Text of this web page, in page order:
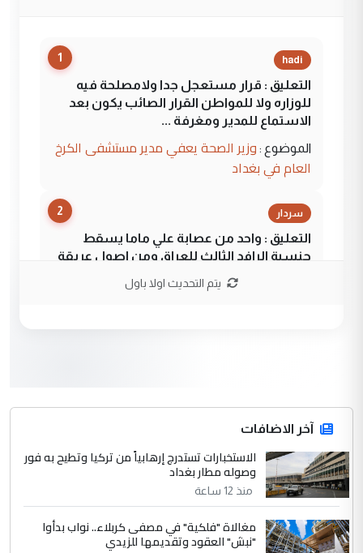
1 hadi
التعليق : قرار مستعجل جدا ولامصلحة فيه
للوزاره ولا للمواطن القرار الصائب يكون بعد
الاستماع للمدير ومغرفة ...
الموضوع : وزير الصحة يعفي مدير مستشفى الكرخ
العام في بغداد
2 سردار
التعليق : واحد من عصابة علي ماما يسقط
جنسية الرافد الثالث للعراق ومن اصول عريقة
جنسية الرافد الثالث للعراق ومن اصول عريقة
ابا فرات ...
الموضوع :
الجواهري يرد على صدام حسين سل
مضجعيك يابن الزنا (نص كامل)
حيدر عاشور
التعليق : تحياتي لك استاذ حامدتركان. كلام
يتم التحديث اولا باول
آخر الاضافات
الاستخبارات تستدرج إرهابياً من تركيا وتطيح به فور
وصوله مطار بغداد
منذ 12 ساعة
مغالاة "فلكية" في مصفى كربلاء.. نواب بدأوا
"نبش" العقود وتقديمها للزيدي